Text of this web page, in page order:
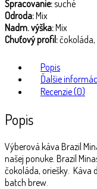
Spracovanie:suché
Odroda:Mix
Nadm. výška:Mix
Chuťový profil:čokoláda,
Popis
Ďalšie
Recenzie (0)
Popis
Výberová káva Brazil
našej ponuke. Brazil
čokoláda, oriešky. Káva
batch brew.